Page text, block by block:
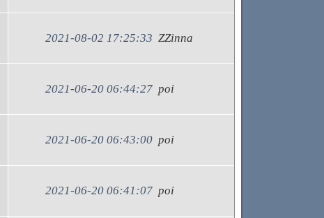
2021-08-02 17:25:33 ZZinna
2021-06-20 06:44:27 poi
2021-06-20 06:43:00 poi
2021-06-20 06:41:07 poi